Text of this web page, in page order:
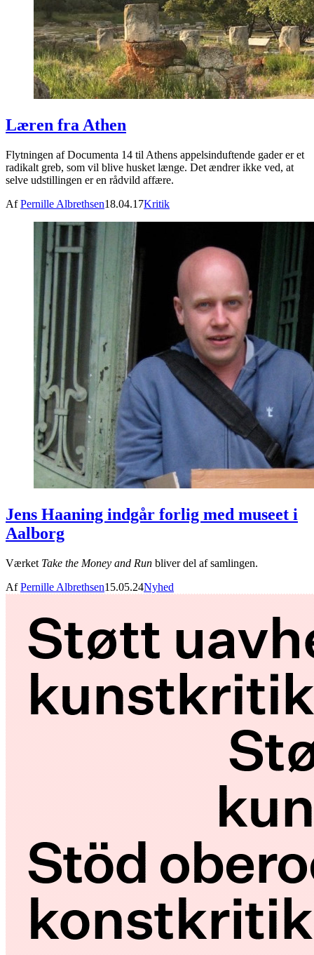
Læren fra Athen
Flytningen af Documenta 14 til Athens appelsinduftende gader er et
radikalt greb, som vil blive husket længe. Det ændrer ikke ved, at
selve udstillingen er en rådvild affære.
AfPernille Albrethsen18.04.17Kritik
Jens Haaning indgår forlig med museet i
Aalborg
Værket Take the Money and Run bliver del af samlingen.
AfPernille Albrethsen15.05.24Nyhed